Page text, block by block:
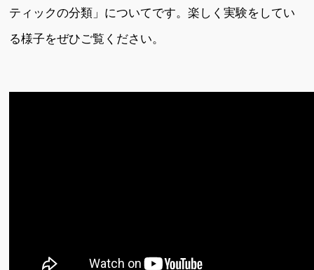
ティックの分類」についてです。楽しく実験をしてい
る様子をぜひご覧ください。